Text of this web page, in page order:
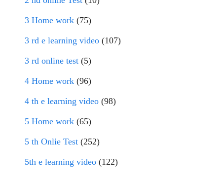
3 Home work (75)
3 rd e learning video (107)
3 rd online test (5)
4 Home work (96)
4 th e learning video (98)
5 Home work (65)
5 th Onlie Test (252)
5th e learning video (122)